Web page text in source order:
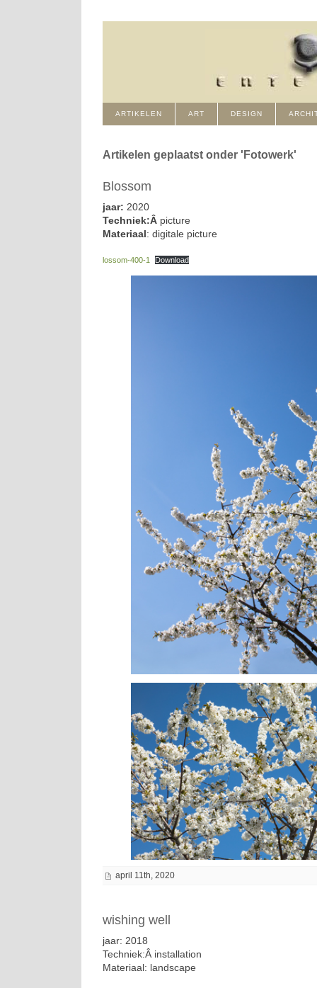
ARTIKELEN ART DESIGN
Artikelen geplaatst onder 'Fotowerk'
Blossom
jaar: 2020
Techniek:Â picture
Materiaal : digitale picture
lossom-400-1 Download
april 11th, 2020
wishing well
jaar: 2018
Techniek:Â installation
Materiaal: landscape